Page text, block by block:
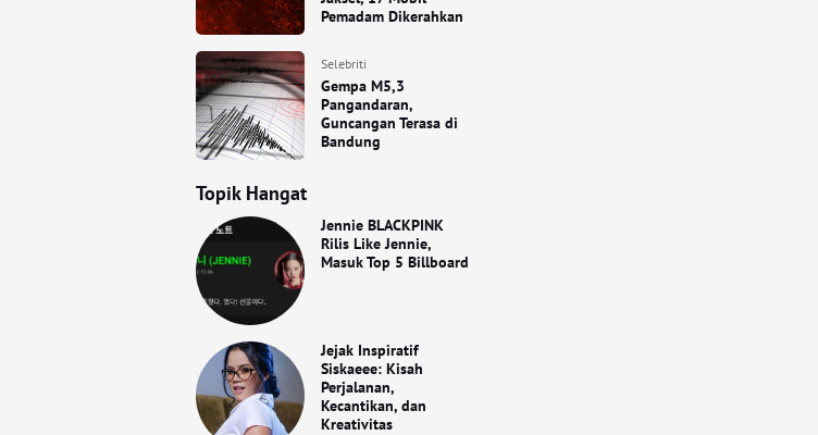
Pemadam Dikerahkan
Selebriti
Gempa M5,3
Pangandaran,
Guncangan Terasa di
Bandung
Topik Hangat
Jennie BLACKPINK
Rilis Like Jennie,
Masuk Top 5 Billboard
Jejak Inspiratif
Siskaeee: Kisah
Perjalanan,
Kecantikan, dan
Kreativitas